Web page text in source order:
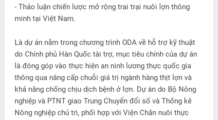
- Thảo luận chiến lược mở rộng trai trại nuôi lợn thông
minh tại Việt Nam.
Là dự án nằm trong chương trình ODA về hỗ trợ kỹ thuật
do Chính phủ Hàn Quốc tài trợ, mục tiêu chính của dự án
là đóng góp vào thực hiện an ninh lương thực quốc gia
thông qua nâng cấp chuỗi giá trị ngành hàng thịt lợn và
khả năng chống chịu dịch bệnh ở lợn. Dự án do Bộ Nông
nghiệp và PTNT giao Trung Chuyển đổi số và Thống kê
Nông nghiệp chủ trì, phối hợp với Viện Chăn nuôi thực